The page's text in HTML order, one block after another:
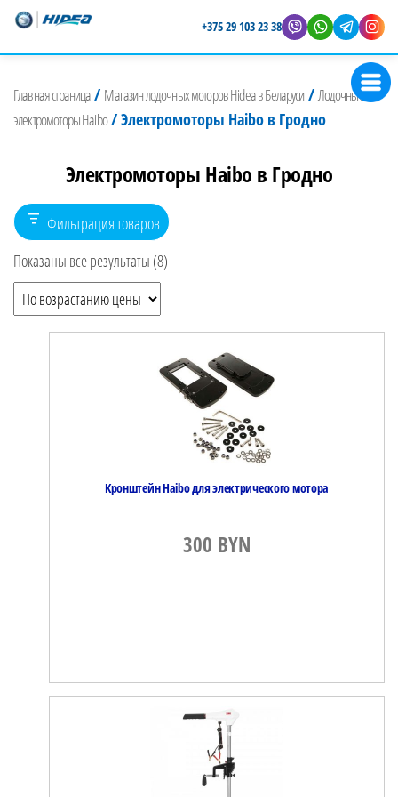
Магазин
лодочных
моторов
Представитель
Беларуси
+375 29 103 23 38
Главная страница/ Магазин лодочных моторов Hidea в Беларуси /Лодочные
электромоторы Haibo/Электромоторы Haibo в Гродно
Фильтрация товаров
Электромоторы Haibo в Гродно
Показаны все результаты (8)
Кронштейн Haibo для электрического мотора
300 BYN